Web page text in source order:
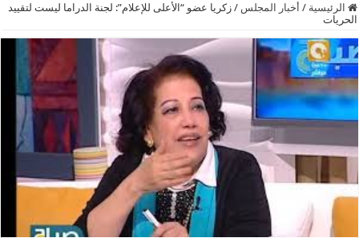
الرئيسية / أخبار المجلس / زكريا عضو “الأعلى للإعلام”: لجنة الدراما ليست لتقييد
الحريات